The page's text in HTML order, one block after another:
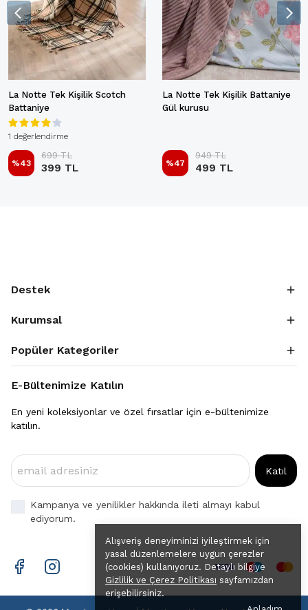
Alışveriş deneyiminizi iyileştirmek için
yasal düzenlemelere uygun çerezler
(cookies) kullanıyoruz. Detaylı bilgiye
Gizlilik ve Çerez Politikası sayfamızdan
erişebilirsiniz.
La Notte Tek Kişilik Scotch
Battaniye
1 değerlendirme
%43
699 TL
399 TL
La Notte Tek Kişilik Battaniye
Gül kurusu
%47
949 TL
499 TL
Destek
Kurumsal
Popüler Kategoriler
E-Bültenimize Katılın
En yeni koleksiyonlar ve özel fırsatlar için e-bültenimize
katılın.
Katıl
Kampanya ve yenilikler hakkında ileti almayı kabul
ediyorum.